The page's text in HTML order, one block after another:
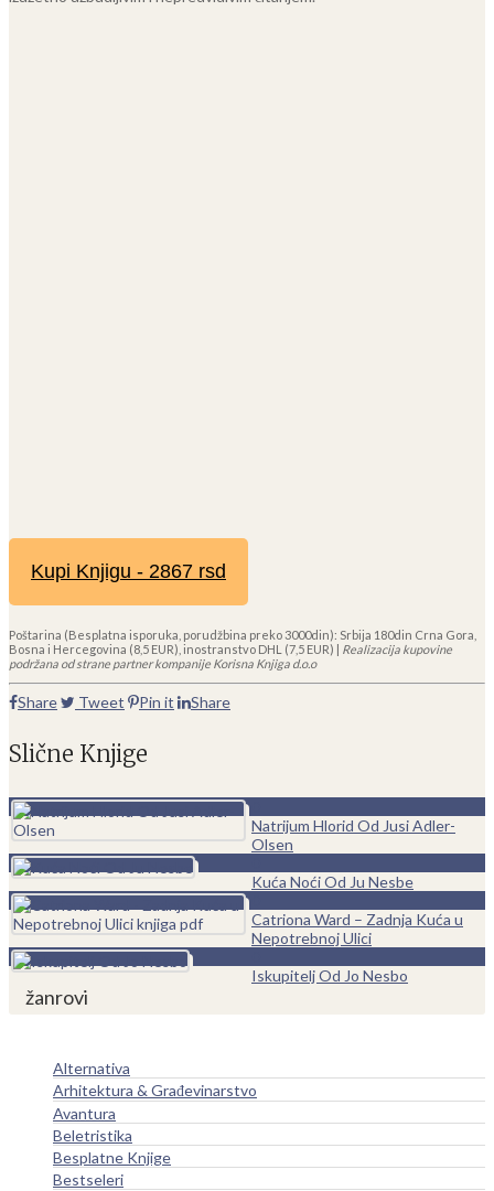
Kupi Knjigu - 2867 rsd
Poštarina (Besplatna isporuka, porudžbina preko 3000din): Srbija 180din Crna Gora,
Bosna i Hercegovina (8,5 EUR), inostranstvo DHL (7,5 EUR) | Realizacija kupovine
podržana od strane partner kompanije Korisna Knjiga d.o.o
Share Tweet Pin it Share
Slične Knjige
Natrijum Hlorid Od Jusi Adler-
Olsen
Kuća Noći Od Ju Nesbe
Catriona Ward – Zadnja Kuća u
Nepotrebnoj Ulici
Iskupitelj Od Jo Nesbo
žanrovi
Alternativa
Arhitektura & Građevinarstvo
Avantura
Beletristika
Besplatne Knjige
Bestseleri